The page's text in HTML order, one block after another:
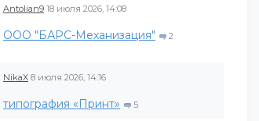
Antolian9 18 июля 2026, 14:08
ООО "БАРС-Механизация" 2
NikaX 8 июля 2026, 14:16
типография «Принт» 5